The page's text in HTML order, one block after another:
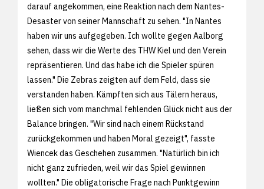
darauf angekommen, eine Reaktion nach dem Nantes-
Desaster von seiner Mannschaft zu sehen. "In Nantes
haben wir uns aufgegeben. Ich wollte gegen Aalborg
sehen, dass wir die Werte des THW Kiel und den Verein
repräsentieren. Und das habe ich die Spieler spüren
lassen." Die Zebras zeigten auf dem Feld, dass sie
verstanden haben. Kämpften sich aus Tälern heraus,
ließen sich vom manchmal fehlenden Glück nicht aus der
Balance bringen. "Wir sind nach einem Rückstand
zurückgekommen und haben Moral gezeigt", fasste
Wiencek das Geschehen zusammen. "Natürlich bin ich
nicht ganz zufrieden, weil wir das Spiel gewinnen
wollten." Die obligatorische Frage nach Punktgewinn